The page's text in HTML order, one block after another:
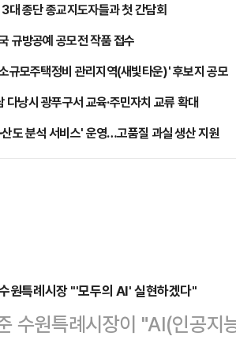
대 종단 종교지도자들과 첫 간담회
규방공예 공모전 작품 접수
모주택정비 관리지역(새빛타운)' 후보지 공모
낭시 광푸구서 교육·주민자치 교류 확대
도 분석 서비스' 운영…고품질 과실 생산 지원
원특례시장 "'모두의 AI' 실현하겠다"
수원특례시장이 "AI(인공지